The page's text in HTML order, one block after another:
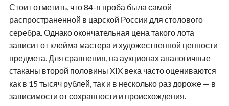
Стоит отметить, что 84-я проба была самой
распространенной в царской России для столового
серебра. Однако окончательная цена такого лота
зависит от клейма мастера и художественной ценности
предмета. Для сравнения, на аукционах аналогичные
стаканы второй половины XIX века часто оцениваются
как в 15 тысяч рублей, так и в несколько раз дороже — в
зависимости от сохранности и происхождения.